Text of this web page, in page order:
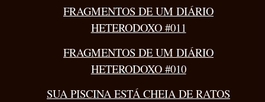
FRAGMENTOS DE UM DIÁRIO
HETERODOXO #011
FRAGMENTOS DE UM DIÁRIO
HETERODOXO #010
SUA PISCINA ESTÁ CHEIA DE RATOS